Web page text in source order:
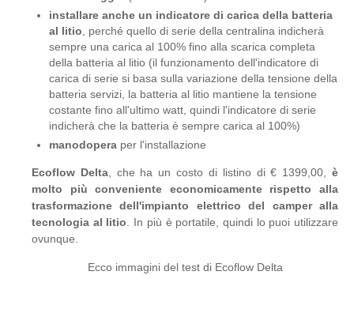
installare anche un indicatore di carica della batteria
al litio , perché quello di serie della centralina indicherà
sempre una carica al 100% fino alla scarica completa
della batteria al litio (il funzionamento dell'indicatore di
carica di serie si basa sulla variazione della tensione della
batteria servizi, la batteria al litio mantiene la tensione
costante fino all'ultimo watt, quindi l'indicatore di serie
indicherà che la batteria è sempre carica al 100%)
manodopera per l'installazione
Ecoflow Delta, che ha un costo di listino di € 1399,00,è
molto più conveniente economicamente rispetto alla
trasformazione dell'impianto elettrico del camper alla
tecnologia al litio . In più è portatile, quindi lo puoi utilizzare
ovunque.
Ecco immagini del test di Ecoflow Delta